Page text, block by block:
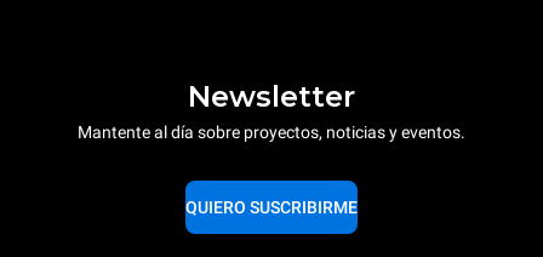
Newsletter
Mantente al día sobre proyectos, noticias y eventos.
QUIERO SUSCRIBIRME